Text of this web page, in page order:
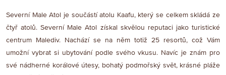
Severní Male Atol je součástí atolu Kaafu, který se celkem skládá ze
čtyř atolů. Severní Male Atol získal skvělou reputaci jako turistické
centrum Malediv. Nachází se na něm totiž 25 resortů, což Vám
umožní vybrat si ubytování podle svého vkusu. Navíc je znám pro
své nádherné korálové útesy, bohatý podmořský svět, krásné pláže